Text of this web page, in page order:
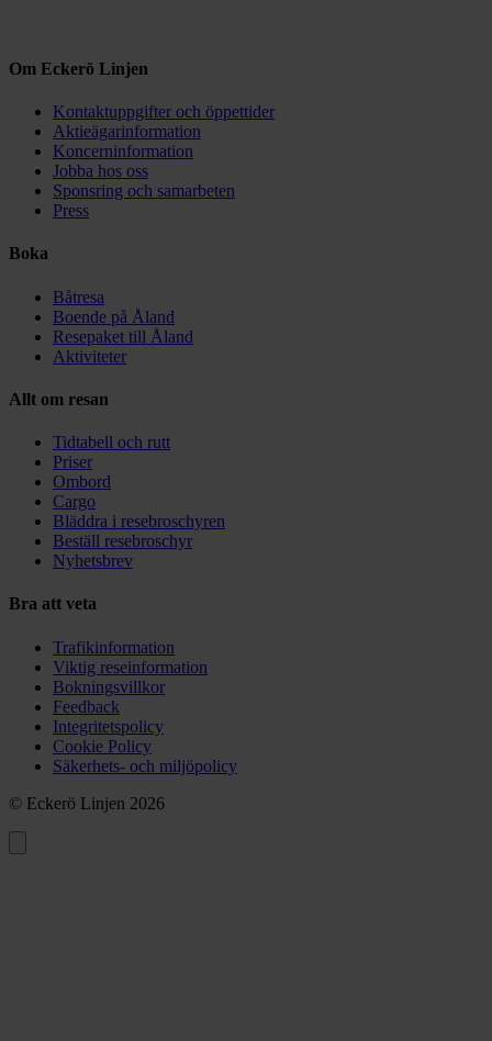
Om Eckerö Linjen
Kontaktuppgifter och öppettider
Aktieägarinformation
Koncerninformation
Jobba hos oss
Sponsring och samarbeten
Press
Boka
Båtresa
Boende på Åland
Resepaket till Åland
Aktiviteter
Allt om resan
Tidtabell och rutt
Priser
Ombord
Cargo
Bläddra i resebroschyren
Beställ resebroschyr
Nyhetsbrev
Bra att veta
Trafikinformation
Viktig reseinformation
Bokningsvillkor
Feedback
Integritetspolicy
Cookie Policy
Säkerhets- och miljöpolicy
© Eckerö Linjen 2026